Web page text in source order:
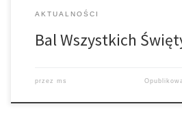
AKTUALNOŚCI
Bal Wszystkich
przez ms